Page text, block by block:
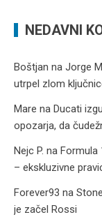
NEDAVNI
Boštjan na Jorge
utrpel zlom
Mare na Ducati
opozarja, da
Nejc P. na Formula
– ekskluzivne
Forever93 na
je začel Rossi